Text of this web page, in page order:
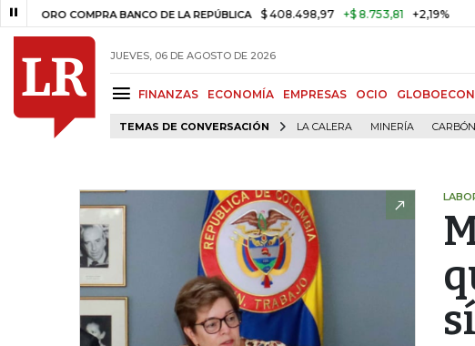
COMPRA BANCO DE LA REPÚBLICA $ 408.498,97 +$ 8.753,81 +2,19% TASA
JUEVES, 06 DE AGOSTO DE 2026
FINANZAS ECONOMÍA EMPRESAS OCIO
TEMAS DE CONVERSACIÓN LA CALERA MINERÍA CARBÓN